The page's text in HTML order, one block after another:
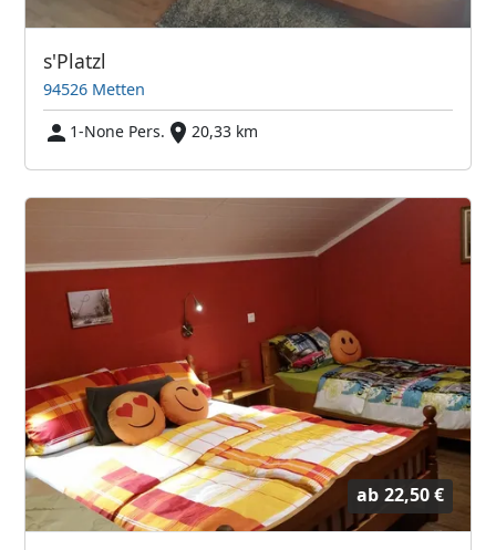
s'Platzl
94526 Metten
1-None Pers.
20,33 km
ab 22,50 €